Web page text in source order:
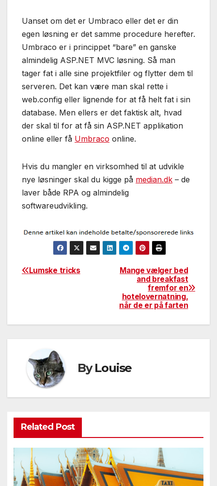
Uanset om det er Umbraco eller det er din
egen løsning er det samme procedure herefter.
Umbraco er i princippet “bare” en ganske
almindelig ASP.NET MVC løsning. Så man
tager fat i alle sine projektfiler og flytter dem til
serveren. Det kan være man skal rette i
web.config eller lignende for at få helt fat i sin
database. Men ellers er det faktisk alt, hvad
der skal til for at få sin ASP.NET applikation
online eller få Umbraco online.
Hvis du mangler en virksomhed til at udvikle
nye løsninger skal du kigge på median.dk – de
laver både RPA og almindelig
softwareudvikling.
Indlægsnavigation
Mange vælger bed
and breakfast
fremfor en
hotelovernatning,
når de er på farten
Lumske tricks
ByLouise
Related Post